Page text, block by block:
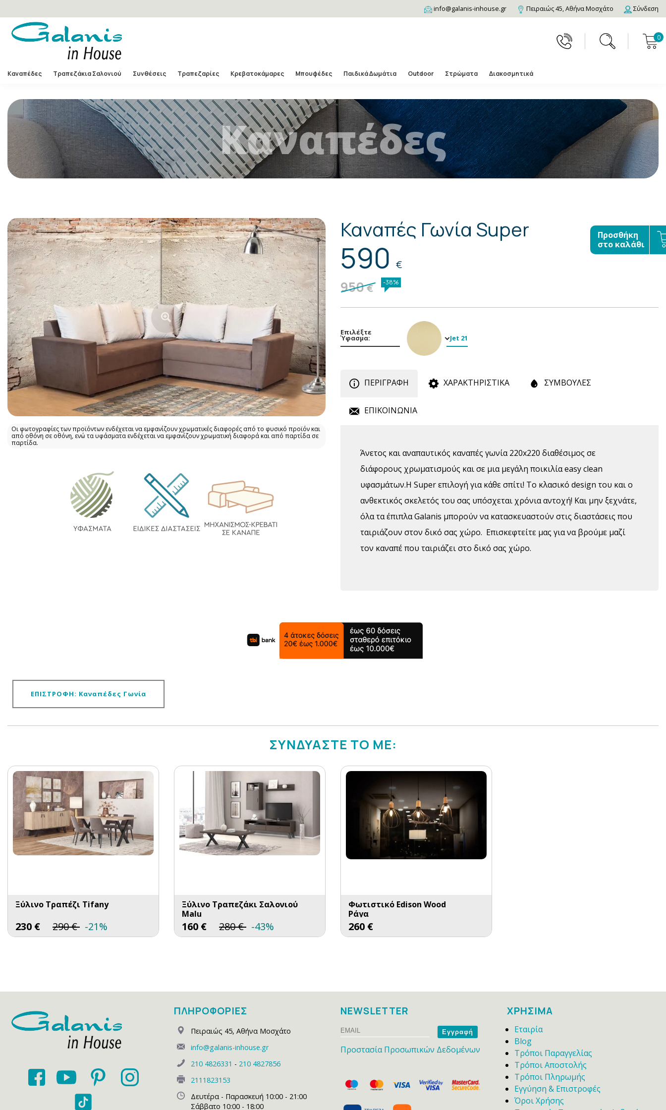
info@galanis-inhouse.gr Πειραιώς 45, Αθήνα Μοσχάτο Σύνδεση
0
Καναπέδες Τραπεζάκια Σαλονιού Συνθέσεις Τραπεζαρίες Κρεβατοκάμαρες Μπουφέδες Παιδικά Δωμάτια Outdoor Στρώματα Διακοσμητικά
Καναπέδες
Οι φωτογραφίες των προϊόντων ενδέχεται να εμφανίζουν χρωματικές διαφορές από το φυσικό προϊόν και
από οθόνη σε οθόνη, ενώ τα υφάσματα ενδέχεται να εμφανίζουν χρωματική διαφορά και από παρτίδα σε
παρτίδα.
Καναπές Γωνία Super
590 €
950€ -38%
Προσθήκη
στο καλάθι
Επιλέξτε
Ύφασμα: Jet 21
ΠΕΡΙΓΡΑΦΗ ΧΑΡΑΚΤΗΡΙΣΤΙΚΑ ΣΥΜΒΟΥΛΕΣ
ΕΠΙΚΟΙΝΩΝΙΑ
Άνετος και αναπαυτικός καναπές γωνία 220x220 διαθέσιμος σε
διάφορους χρωματισμούς και σε μια μεγάλη ποικιλία easy clean
υφασμάτων.H Super επιλογή για κάθε σπίτι! Το κλασικό design του και ο
ανθεκτικός σκελετός του σας υπόσχεται χρόνια αντοχή! Και μην ξεχνάτε,
όλα τα έπιπλα Galanis μπορούν να κατασκευαστούν στις διαστάσεις που
ταιριάζουν στον δικό σας χώρο. Επισκεφτείτε μας για να βρούμε μαζί
τον καναπέ που ταιριάζει στο δικό σας χώρο.
ΕΠΙΣΤΡΟΦΗ: Καναπέδες Γωνία
ΣΥΝΔΥΑΣΤΕ ΤΟ ΜΕ:
Ξύλινo Τραπέζι Tifany
230 € 290€ -21%
Ξύλινο Τραπεζάκι Σαλονιού
Malu
160 € 280€ -43%
Φωτιστικό Edison Wood
Ράγα
260 €
ΠΛΗΡΟΦΟΡΙΕΣ
Πειραιώς 45, Αθήνα Μοσχάτο
info@galanis-inhouse.gr
210 4826331 - 210 4827856
2111823153
Δευτέρα - Παρασκευή 10:00 - 21:00
Σάββατο 10:00 - 18:00
NEWSLETTER
Email
Name
Προστασία Προσωπικών Δεδομένων
ΧΡΗΣΙΜΑ
Εταιρία
Blog
Τρόποι Παραγγελίας
Τρόποι Αποστολής
Τρόποι Πληρωμής
Εγγύηση & Επιστροφές
Όροι Χρήσης